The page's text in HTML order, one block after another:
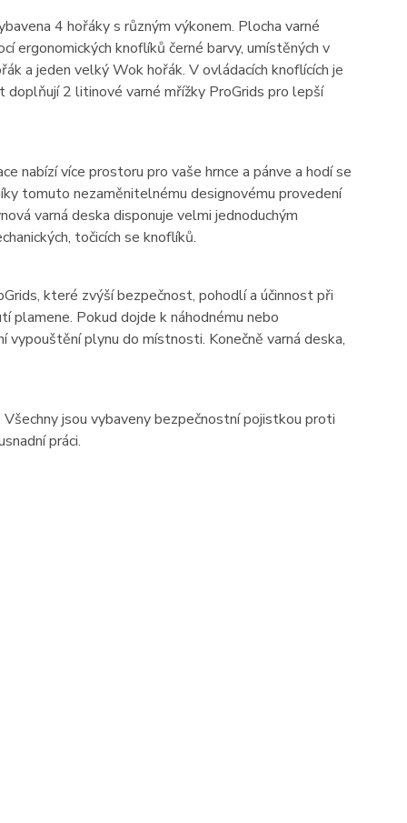
4 hořáky s různým výkonem. Plocha varné
ergonomických knoflíků černé barvy, umístěných v
a jeden velký Wok hořák. V ovládacích knoflících je
2 litinové varné mřížky ProGrids pro lepší
nabízí více prostoru pro vaše hrnce a pánve a hodí se
tomuto nezaměnitelnému designovému provedení
varná deska disponuje velmi jednoduchým
točicích se knoflíků.
které zvýší bezpečnost, pohodlí a účinnost při
plamene. Pokud dojde k náhodnému nebo
plynu do místnosti. Konečně varná deska,
jsou vybaveny bezpečnostní pojistkou proti
práci.